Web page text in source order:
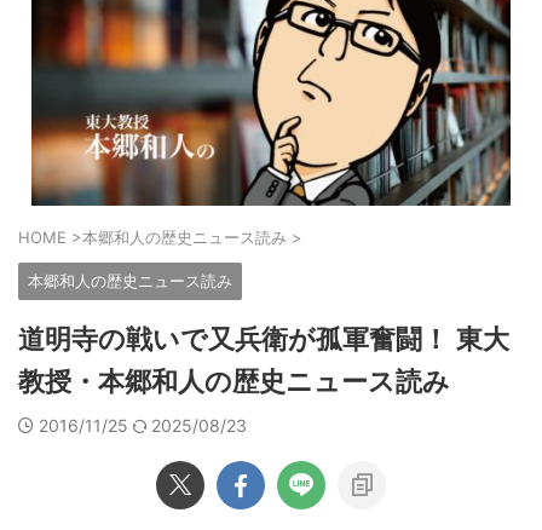
HOME >本郷和人の歴史ニュース読み >
本郷和人の歴史ニュース読み
道明寺の戦いで又兵衛が孤軍奮闘！ 東大
教授・本郷和人の歴史ニュース読み
2016/11/25 2025/08/23